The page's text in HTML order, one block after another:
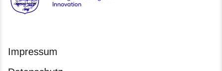
Hessen - Hessisches Ministerium für Digitalisierung und
Impressum